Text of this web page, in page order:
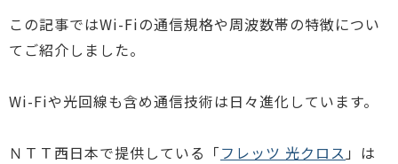
この記事ではWi-Fiの通信規格や周波数帯の特徴につい
てご紹介しました。
Wi-Fiや光回線も含め通信技術は日々進化しています。
ＮＴＴ西日本で提供している「フレッツ 光クロス 」は